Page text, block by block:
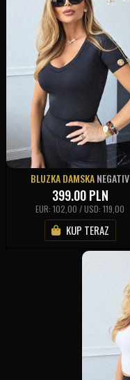
BLUZKA DAMSKANEGATIV
399.00PLN
EUR: 102,00 / USD: 119,00
KUP TERAZ